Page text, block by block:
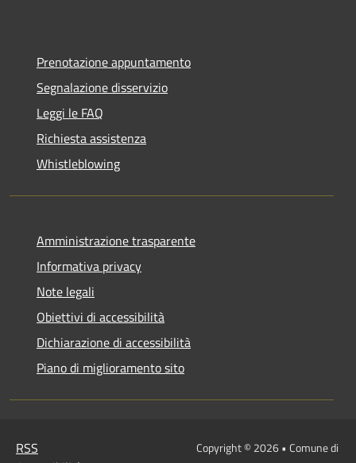
Prenotazione appuntamento
Segnalazione disservizio
Leggi le FAQ
Richiesta assistenza
Whistleblowing
Amministrazione trasparente
Informativa privacy
Note legali
Obiettivi di accessibilità
Dichiarazione di accessibilità
Piano di miglioramento sito
RSS
Copyright © 2026 • Comune di